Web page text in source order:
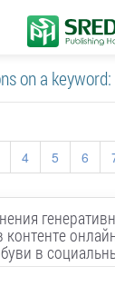
on a
4 5 6
контенте
в